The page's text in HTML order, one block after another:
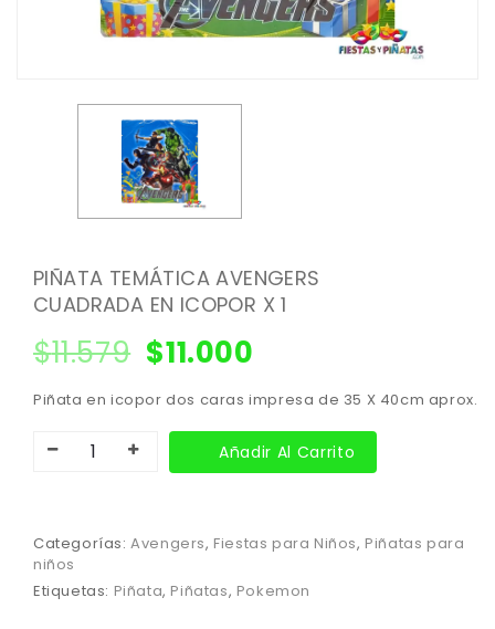
PIÑATA TEMÁTICA AVENGERS
CUADRADA EN ICOPOR X 1
$11.579 $11.000
Piñata en icopor dos caras impresa de 35 X 40cm aprox.
Añadir Al Carrito
Categorías:Avengers, Fiestas para Niños, Piñatas para
niños
Etiquetas: Piñata, Piñatas, Pokemon